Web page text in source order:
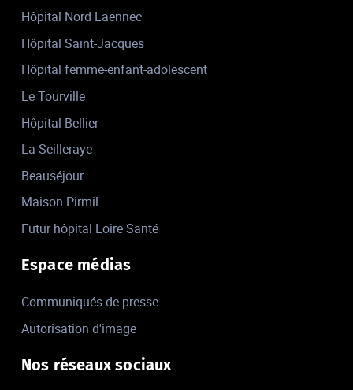
Hôpital Nord Laennec
Hôpital Saint-Jacques
Hôpital femme-enfant-adolescent
Le Tourville
Hôpital Bellier
La Seilleraye
Beauséjour
Maison Pirmil
Futur hôpital Loire Santé
Espace médias
Communiqués de presse
Autorisation d'image
Nos réseaux sociaux